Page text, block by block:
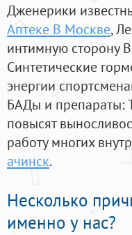
Дженерики
Аптеке В Москве,
интимную сторону
Синтетические
энергии
БАДы и препараты:
повысят
работу многих
ачинск.
Несколько
именно у нас?